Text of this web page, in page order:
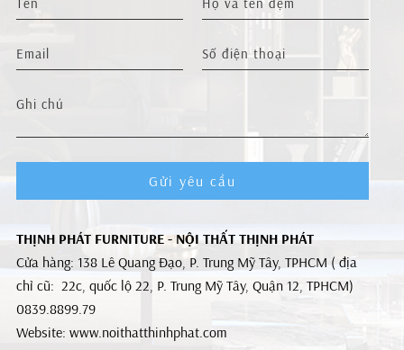
Gửi yêu cầu
THỊNH PHÁT FURNITURE - NỘI THẤT THỊNH PHÁT
Cửa hàng: 138 Lê Quang Đạo, P. Trung Mỹ Tây, TPHCM ( địa
chỉ cũ: 22c, quốc lộ 22, P. Trung Mỹ Tây, Quận 12, TPHCM)
0839.8899.79
Website: www.noithatthinhphat.com